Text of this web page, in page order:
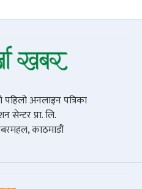
अनलाइन पत्रिका
सेन्टर प्रा. लि.
काठमाडौं